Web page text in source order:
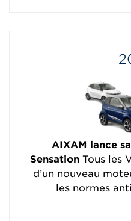
AIXAM lance
Sensation Tous les
d’un nouveau
les normes